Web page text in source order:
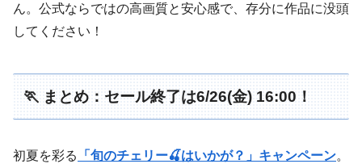
ん。公式ならではの高画質と安心感で、存分に作品に没頭
してください！
🏃 まとめ：セール終了は6/26(金) 16:00！
初夏を彩る 「旬のチェリー🍒はいかが？」キャンペーン。